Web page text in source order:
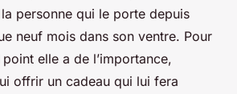
personne qui le porte depuis
neuf mois dans son ventre. Pour
elle a de l’importance,
offrir un cadeau qui lui fera